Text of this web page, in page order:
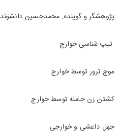
پژوهشگر و گوینده: محمدحسین دانشوند
تیپ شناسی خوارج
موج ترور توسط خوارج
کشتن زن حامله توسط خوارج
جهل داعشی و خوارجی